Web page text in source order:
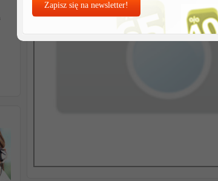
Zapisz się na newsletter!